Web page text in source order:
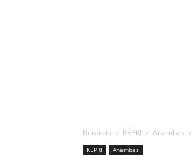
Beranda KEPRI Anambas
KEPRI Anambas